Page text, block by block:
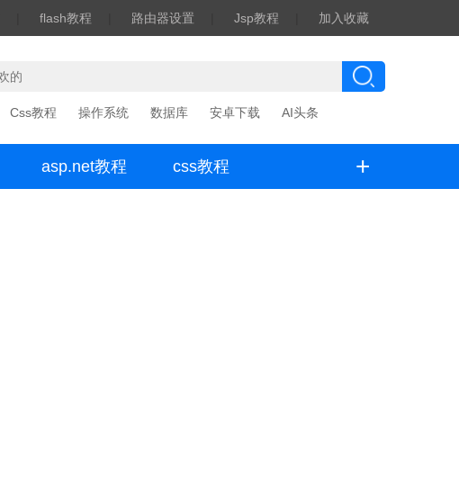
flash教程 路由器设置 Jsp教程 加入收藏
Css教程 操作系统 数据库 安卓下载 AI头条
asp.net教程 css教程 +